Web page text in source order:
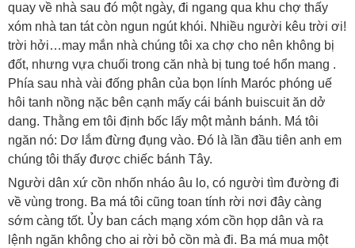
quay về nhà sau đó một ngày, đi ngang qua khu chợ thấy
xóm nhà tan tát còn ngun ngút khói. Nhiều người kêu trời ơi!
trời hởi…may mắn nhà chúng tôi xa chợ cho nên không bị
đốt, nhưng vựa chuối trong căn nhà bị tung toé hổn mang .
Phía sau nhà vài đống phân của bọn lính Maróc phóng uế
hôi tanh nồng nặc bên cạnh mấy cái bánh buiscuit ăn dở
dang. Thằng em tôi định bốc lấy một mảnh bánh. Má tôi
ngăn nó: Dơ lắm đừng đụng vào. Đó là lần đầu tiên anh em
chúng tôi thấy được chiếc bánh Tây.
Người dân xứ cồn nhốn nháo âu lo, có người tìm đường đi
về vùng trong. Ba má tôi cũng toan tính rời nơi đây càng
sớm càng tốt. Ủy ban cách mạng xóm cồn họp dân và ra
lệnh ngăn không cho ai rời bỏ cồn mà đi. Ba má mua một